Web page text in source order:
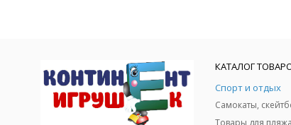
КАТАЛОГ
Спорт и отдых